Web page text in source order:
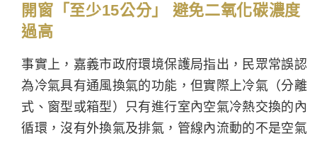
開窗「至少15公分」 避免二氧化碳濃度
過高
事實上，嘉義市政府環境保護局指出，民眾常誤認
為冷氣具有通風換氣的功能，但實際上冷氣（分離
式、窗型或箱型）只有進行室內空氣冷熱交換的內
循環，沒有外換氣及排氣，管線內流動的不是空氣